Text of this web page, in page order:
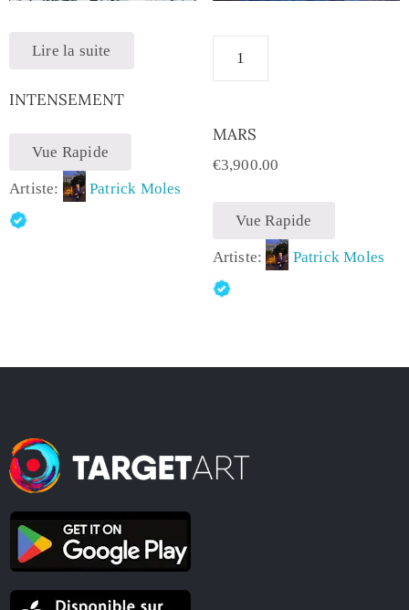
Lire la suite
INTENSEMENT
Vue Rapide
Artiste: Patrick Moles
MARS
€3,900.00
Vue Rapide
Artiste: Patrick Moles